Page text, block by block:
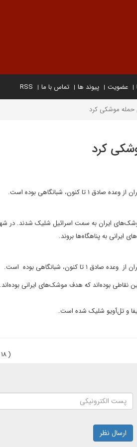
عضویت پیوند ها تماس با ما RSS
حمله موشکی کرد
کرد
شبانگاهی بوده است.
موشک‌های ایران به سمت اسرائیل شلیک شدند. در
ایرانی به پناهگاه‌ها بروند.
شبانگاهی بوده است.
نقاطی بوده‌اند که هدف موشک‌های ایرانی بوده‌اند.
(
ارسال نظر